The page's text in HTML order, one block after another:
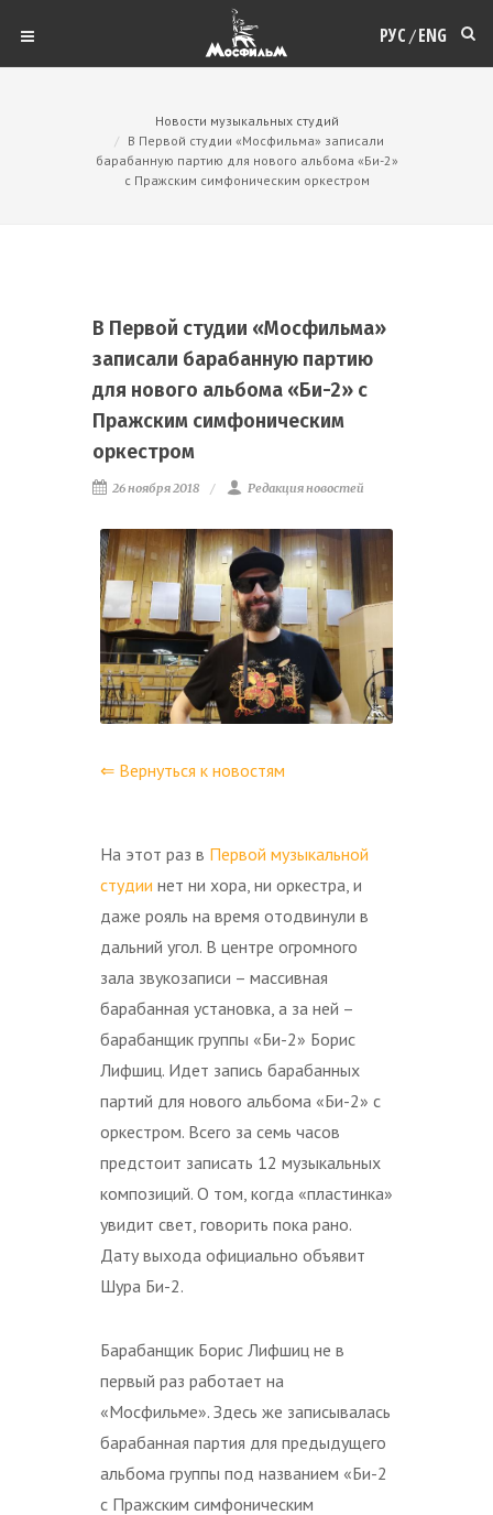
РУС /ENG
Новости музыкальных студий
В Первой студии «Мосфильма» записали
барабанную партию для нового альбома «Би-2»
с Пражским симфоническим оркестром
В Первой студии «Мосфильма»
записали барабанную партию
для нового альбома «Би-2» с
Пражским симфоническим
оркестром
26 ноября 2018 Редакция новостей
⇐ Вернуться к новостям
На этот раз в Первой музыкальной
студии нет ни хора, ни оркестра, и
даже рояль на время отодвинули в
дальний угол. В центре огромного
зала звукозаписи – массивная
барабанная установка, а за ней –
барабанщик группы «Би-2» Борис
Лифшиц. Идет запись барабанных
партий для нового альбома «Би-2» с
оркестром. Всего за семь часов
предстоит записать 12 музыкальных
композиций. О том, когда «пластинка»
увидит свет, говорить пока рано.
Дату выхода официально объявит
Шура Би-2.
Барабанщик Борис Лифшиц не в
первый раз работает на
«Мосфильме». Здесь же записывалась
барабанная партия для предыдущего
альбома группы под названием «Би-2
с Пражским симфоническим